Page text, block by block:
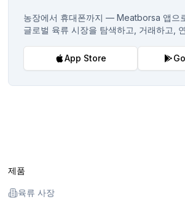
농장에서 휴대폰까지 — Meatborsa 앱으
글로벌 육류 시장을 탐색하고, 거래하고,
App Store
제품
육류 사장